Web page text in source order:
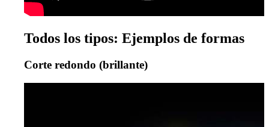
Todos los tipos: Ejemplos de formas
Corte redondo (brillante)